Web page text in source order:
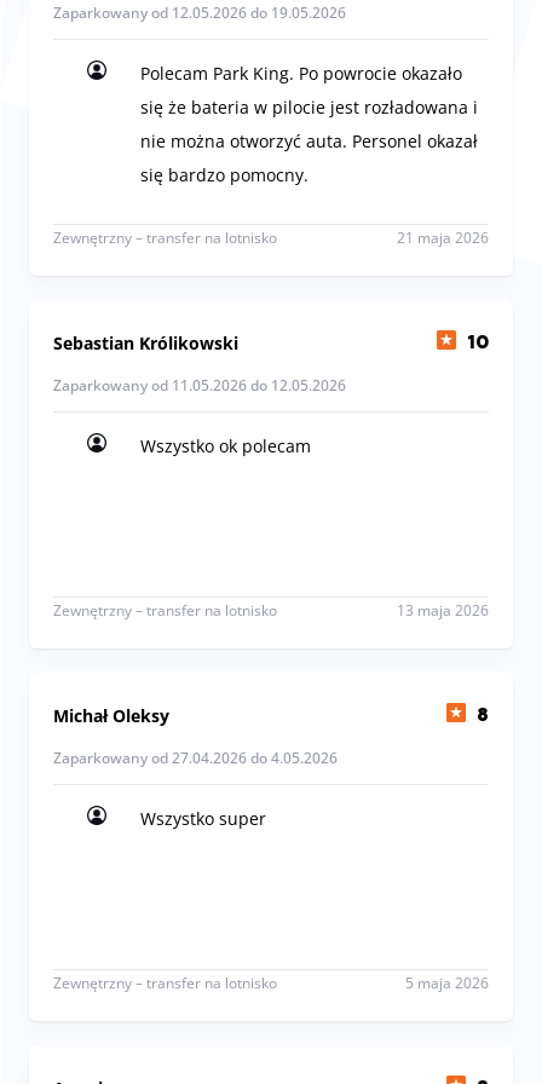
Zaparkowany od 12.05.2026 do 19.05.2026
Polecam Park King. Po powrocie okazało
się że bateria w pilocie jest rozładowana i
nie można otworzyć auta. Personel okazał
się bardzo pomocny.
Zewnętrzny – transfer na lotnisko 21 maja 2026
Sebastian Królikowski 10
Zaparkowany od 11.05.2026 do 12.05.2026
Wszystko ok polecam
Zewnętrzny – transfer na lotnisko 13 maja 2026
Michał Oleksy 8
Zaparkowany od 27.04.2026 do 4.05.2026
Wszystko super
Zewnętrzny – transfer na lotnisko 5 maja 2026